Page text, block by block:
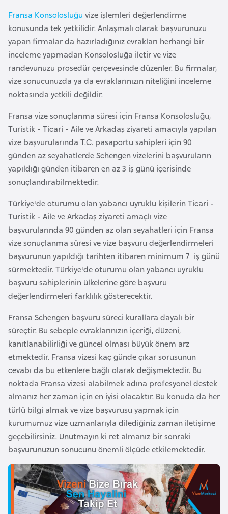
Fransa Konsolosluğu vize işlemleri değerlendirme
konusunda tek yetkilidir. Anlaşmalı olarak başvurunuzu
yapan firmalar da hazırladığınız evrakları herhangi bir
inceleme yapmadan Konsolosluğa iletir ve vize
randevunuzu prosedür çerçevesinde düzenler. Bu firmalar,
vize sonucunuzda ya da evraklarınızın niteliğini inceleme
noktasında yetkili değildir.
Fransa vize sonuçlanma süresi için Fransa Konsolosluğu,
Turistik - Ticari - Aile ve Arkadaş ziyareti amacıyla yapılan
vize başvurularında T.C. pasaportu sahipleri için 90
günden az seyahatlerde Schengen vizelerini başvuruların
yapıldığı günden itibaren en az 3 iş günü içerisinde
sonuçlandırabilmektedir.
Türkiye'de oturumu olan yabancı uyruklu kişilerin Ticari -
Turistik - Aile ve Arkadaş ziyareti amaçlı vize
başvurularında 90 günden az olan seyahatleri için Fransa
vize sonuçlanma süresi ve vize başvuru değerlendirmeleri
başvurunun yapıldığı tarihten itibaren minimum 7 iş günü
sürmektedir. Türkiye'de oturumu olan yabancı uyruklu
başvuru sahiplerinin ülkelerine göre başvuru
değerlendirmeleri farklılık gösterecektir.
Fransa Schengen başvuru süreci kurallara dayalı bir
süreçtir. Bu sebeple evraklarınızın içeriği, düzeni,
kanıtlanabilirliği ve güncel olması büyük önem arz
etmektedir. Fransa vizesi kaç günde çıkar sorusunun
cevabı da bu etkenlere bağlı olarak değişmektedir. Bu
noktada Fransa vizesi alabilmek adına profesyonel destek
almanız her zaman için en iyisi olacaktır. Bu konuda da her
türlü bilgi almak ve vize başvurusu yapmak için
kurumumuz vize uzmanlarıyla dilediğiniz zaman iletişime
geçebilirsiniz. Unutmayın ki ret almanız bir sonraki
başvurunuzun sonucunu önemli ölçüde etkilemektedir.
e
r
b
a
y
c
a
B
a
h
r
y
n
B
a
n
g
l
a
d
e
ş
B
e
l
a
r
u
s
B
e